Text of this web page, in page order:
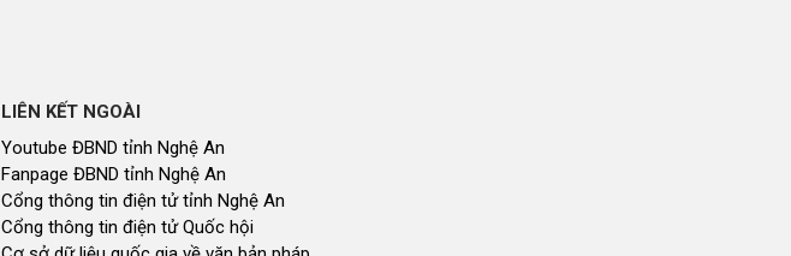
LIÊN KẾT NGOÀI
Youtube ĐBND tỉnh Nghệ An
Fanpage ĐBND tỉnh Nghệ An
Cổng thông tin điện tử tỉnh Nghệ An
Cổng thông tin điện tử Quốc hội